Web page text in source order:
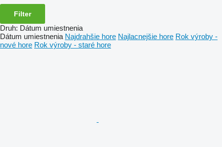
Filter
Druh: Dátum umiestnenia
Dátum umiestnenia Najdrahšie hore Najlacnejšie hore Rok výroby -
nové hore Rok výroby - staré hore